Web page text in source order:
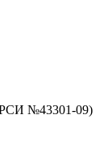
№43301-09)